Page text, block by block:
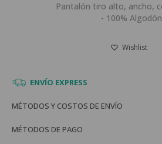
Pantalón tiro alto, ancho,
- 100% Algodón
ENVÍO EXPRESS
MÉTODOS Y COSTOS DE ENVÍO
MÉTODOS DE PAGO